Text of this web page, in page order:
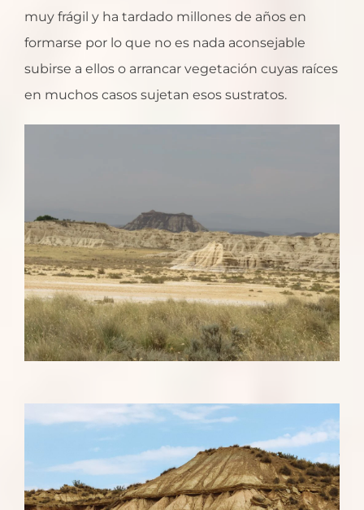
muy frágil y ha tardado millones de años en
formarse por lo que no es nada aconsejable
subirse a ellos o arrancar vegetación cuyas raíces
en muchos casos sujetan esos sustratos.